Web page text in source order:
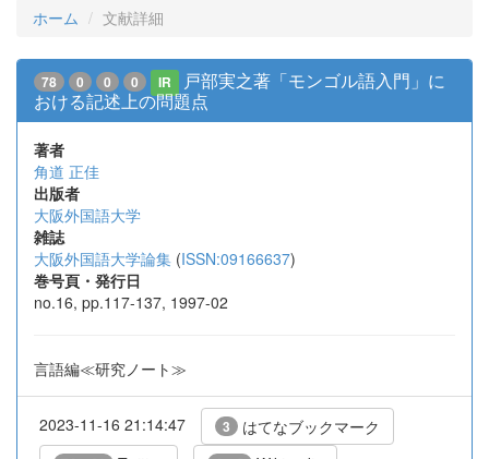
ホーム 文献詳細
78 0 0 0 IR
戸部実之著「モンゴル語入門」に
おける記述上の問題点
著者
角道 正佳
出版者
大阪外国語大学
雑誌
大阪外国語大学論集 (ISSN:09166637)
巻号頁・発行日
no.16, pp.117-137, 1997-02
言語編≪研究ノート≫
2023-11-16 21:14:47 3 はてなブックマーク